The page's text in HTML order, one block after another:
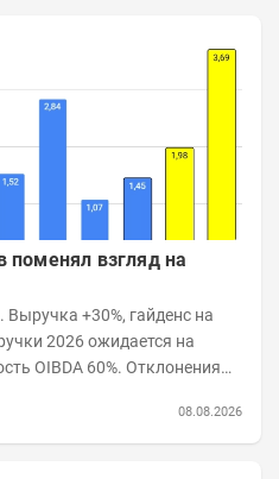
поменял взгляд на
+30%, гайденс на
60%. Отклонения
08.08.2026